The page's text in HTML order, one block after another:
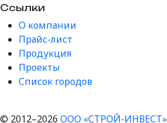
Ссылки
О компании
Прайс-лист
Продукция
Проекты
Список городов
© 2012–2026 ООО «СТРОЙ-ИНВЕСТ»